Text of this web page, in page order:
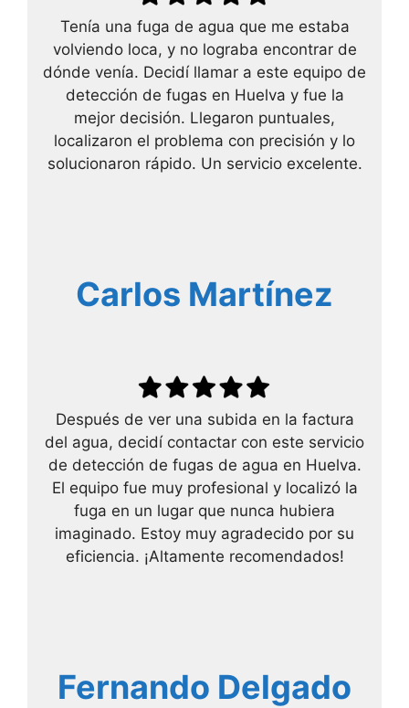
Tenía una fuga de agua que me estaba
volviendo loca, y no lograba encontrar de
dónde venía. Decidí llamar a este equipo de
detección de fugas en Huelva y fue la
mejor decisión. Llegaron puntuales,
localizaron el problema con precisión y lo
solucionaron rápido. Un servicio excelente.
Carlos Martínez
Después de ver una subida en la factura
del agua, decidí contactar con este servicio
de detección de fugas de agua en Huelva.
El equipo fue muy profesional y localizó la
fuga en un lugar que nunca hubiera
imaginado. Estoy muy agradecido por su
eficiencia. ¡Altamente recomendados!
Fernando Delgado